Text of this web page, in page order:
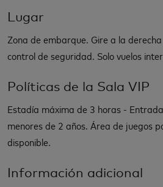
Lugar
Zona de embarque. Gire a la
control de seguridad. Solo vuelos
Políticas de la Sala VIP
Estadía máxima de 3 horas -
menores de 2 años. Área de juegos
disponible.
Información adicional